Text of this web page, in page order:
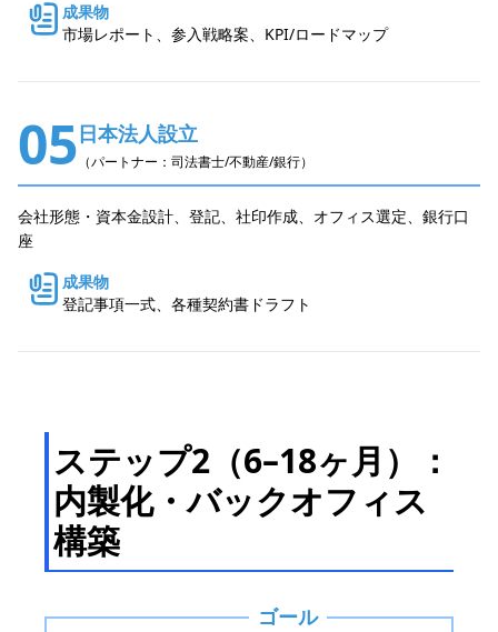
成果物
市場レポート、参入戦略案、KPI/ロードマップ
05日本法人設立
（パートナー：司法書士/不動産/銀行）
会社形態・資本金設計、登記、社印作成、オフィス選定、銀行口
座
成果物
登記事項一式、各種契約書ドラフト
ステップ2（6–18ヶ月）：
内製化・バックオフィス
構築
ゴール